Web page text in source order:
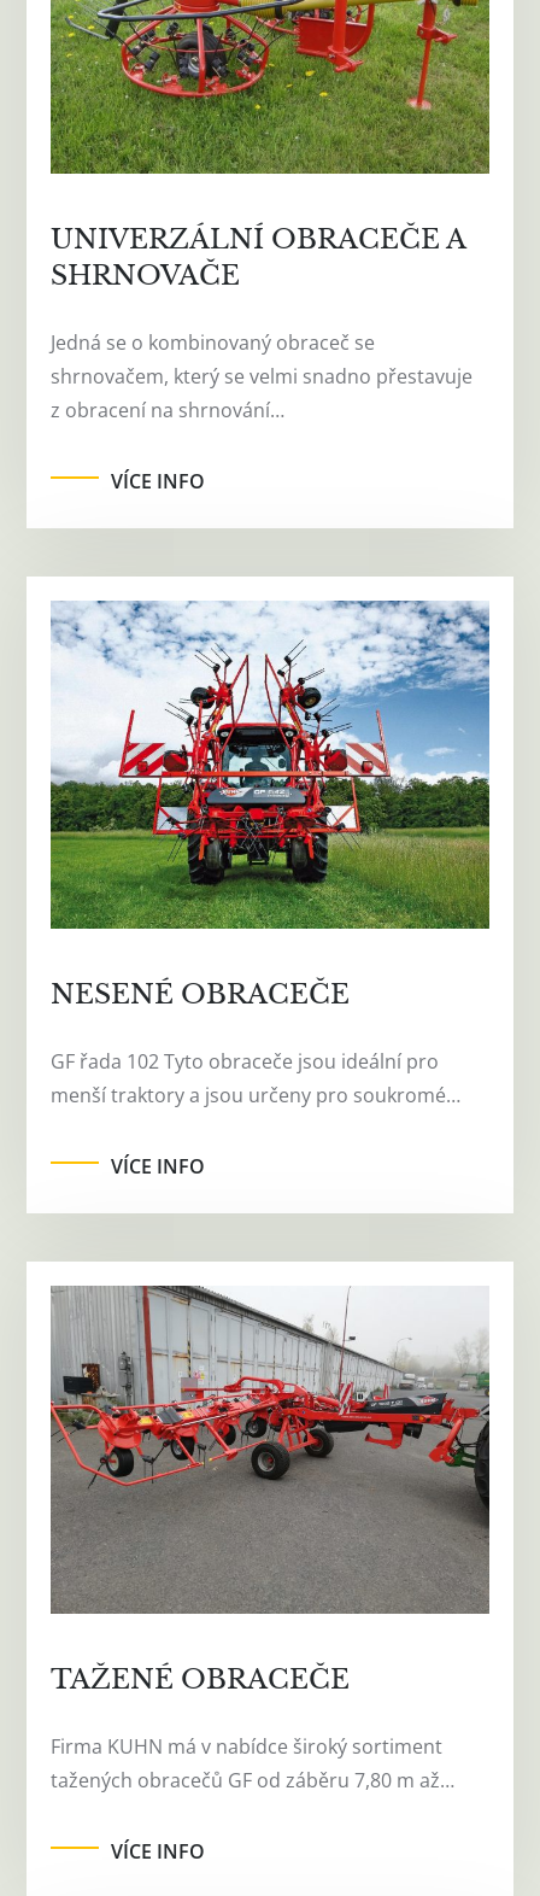
UNIVERZÁLNÍ OBRACEČE A
SHRNOVAČE
Jedná se o kombinovaný obraceč se
shrnovačem, který se velmi snadno přestavuje
z obracení na shrnování…
VÍCE INFO
NESENÉ OBRACEČE
GF řada 102 Tyto obraceče jsou ideální pro
menší traktory a jsou určeny pro soukromé…
VÍCE INFO
TAŽENÉ OBRACEČE
Firma KUHN má v nabídce široký sortiment
tažených obracečů GF od záběru 7,80 m až…
VÍCE INFO